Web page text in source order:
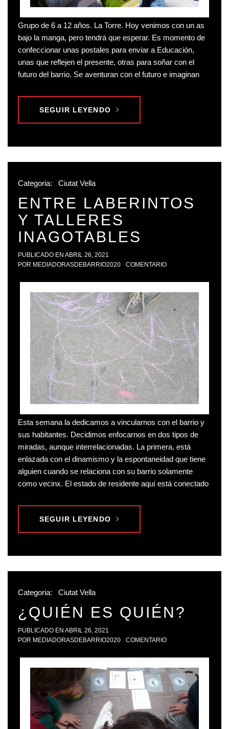
Grupo de 6 a 12 años. La Torre. Hoy venimos con un as
bajo la manga, pero tendrá que esperar. Es momento de
confeccionar unas postales para enviar a Educación,
unas que reflejen el presente, otras para soñar con el
futuro del barrio. Se aventuran con el futuro e imaginan
SEGUIR LEYENDO
Categoria: Ciutat Vella
ENTRE LABERINTOS
Y TALLERES
INAGOTABLES
PUBLICADO EN ABRIL 26, 2021
POR MEDIADORASDEBARRIO2020 COMENTARIO
Esta semana la dedicamos a vincularnos con el barrio y
sus habitantes. Decidimos enfocarnos en dos tipos de
miradas, aunque interrelacionadas. La primera, está
enlazada con el dinamismo y la espontaneidad que tiene
alguien cuando se relaciona con su barrio solamente
como vecinx. El estado de residente aquí está conectado
SEGUIR LEYENDO
Categoria: Ciutat Vella
¿QUIÉN ES QUIÉN?
PUBLICADO EN ABRIL 26, 2021
POR MEDIADORASDEBARRIO2020 COMENTARIO